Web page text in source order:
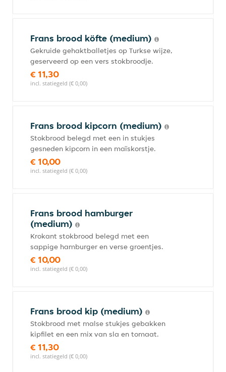
Frans brood köfte (medium)
Gekruide gehaktballetjes op Turkse wijze,
geserveerd op een vers stokbroodje.
€ 11,30
incl. statiegeld (€ 0,00)
Frans brood kipcorn (medium)
Stokbrood belegd met een in stukjes
gesneden kipcorn in een maïskorstje.
€ 10,00
incl. statiegeld (€ 0,00)
Frans brood hamburger
(medium)
Krokant stokbrood belegd met een
sappige hamburger en verse groentjes.
€ 10,00
incl. statiegeld (€ 0,00)
Frans brood kip (medium)
Stokbrood met malse stukjes gebakken
kipfilet en een mix van sla en tomaat.
€ 11,30
incl. statiegeld (€ 0,00)